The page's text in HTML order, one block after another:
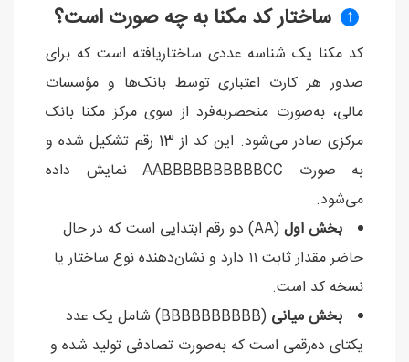
↑ ساختار کد مکنا به چه صورت است؟
کد مکنا یک شناسه عددی ساختاریافته است که برای
صدور هر کارت اعتباری توسط بانک‌ها و مؤسسات
مالی، به‌صورت منحصربه‌فرد از سوی مرکز مکنا بانک
مرکزی صادر می‌شود. این کد از 13 رقم تشکیل شده و
به صورت AABBBBBBBBBBCC نمایش داده
می‌شود.
بخش اول
(AA) دو رقم ابتدایی است که در حال
حاضر مقدار ثابت ۱۱ دارد و نشان‌دهنده نوع ساختار یا
نسخه کد است.
بخش میانی
(BBBBBBBBBB) شامل یک عدد
یکتای ده‌رقمی است که به‌صورت تصادفی تولید شده و